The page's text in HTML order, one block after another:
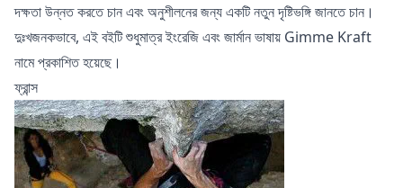
দক্ষতা উন্নত করতে চান এবং অনুশীলনের জন্য একটি নতুন দৃষ্টিভঙ্গি জানতে চান।
দুঃখজনকভাবে, এই বইটি শুধুমাত্র ইংরেজি এবং জার্মান ভাষায় Gimme Kraft
নামে প্রকাশিত হয়েছে।
ফ্রান্স